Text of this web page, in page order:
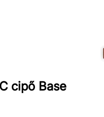
cipő Base